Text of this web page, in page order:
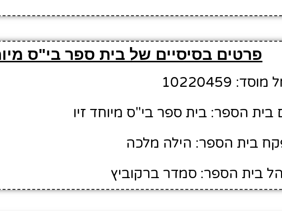
פרטים בסיסיים של בית ספר בי"ס
10220459
בית הספר: בית ספר בי"ס מיוחד זיו
בית הספר: הילה מלכה
בית הספר: סמדר ברקוביץ